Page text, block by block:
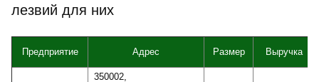
лезвий для них
Предприятие Адрес Размер Выручка
350002,